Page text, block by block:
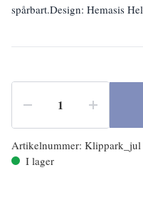
spårbart.Design: Hemasis
Artikelnummer: Klippark_jul
I lager